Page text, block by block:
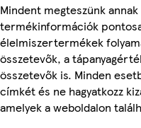
Mindent megteszünk
termékinformációk
élelmiszertermékek
összetevők, a
összetevők is. Minden
címkét és ne hagyatkozz
amelyek a weboldalon